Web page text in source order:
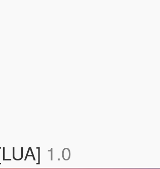
1.0